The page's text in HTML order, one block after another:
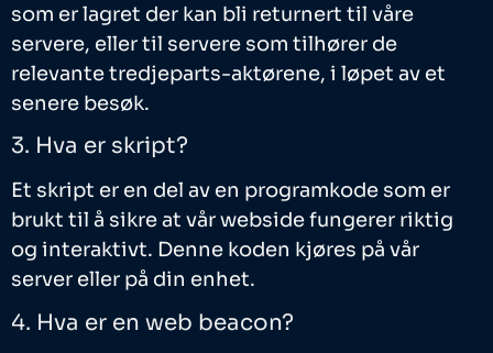
som er lagret der kan bli returnert til våre
servere, eller til servere som tilhører de
relevante tredjeparts-aktørene, i løpet av et
senere besøk.
3. Hva er skript?
Et skript er en del av en programkode som er
brukt til å sikre at vår webside fungerer riktig
og interaktivt. Denne koden kjøres på vår
server eller på din enhet.
4. Hva er en web beacon?